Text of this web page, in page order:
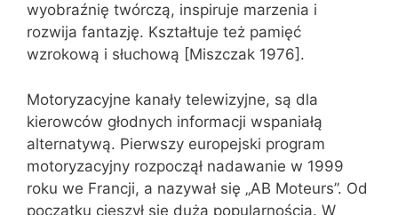
wyobraźnię twórczą, inspiruje marzenia i
rozwija fantazję. Kształtuje też pamięć
wzrokową i słuchową [Miszczak 1976].
Motoryzacyjne kanały telewizyjne, są dla
kierowców głodnych informacji wspaniałą
alternatywą. Pierwszy europejski program
motoryzacyjny rozpoczął nadawanie w 1999
roku we Francji, a nazywał się „AB Moteurs”. Od
początku cieszył się dużą popularnością. W